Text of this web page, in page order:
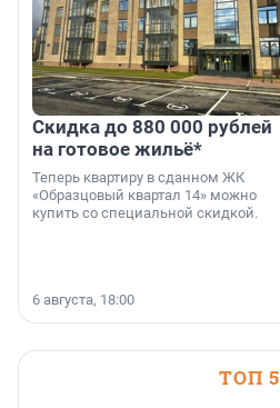
Скидка до 880 000 рублей
на готовое жильё*
Теперь квартиру в сданном ЖК
«Образцовый квартал 14» можно
купить со специальной скидкой.
6 августа, 18:00
ТОП 5